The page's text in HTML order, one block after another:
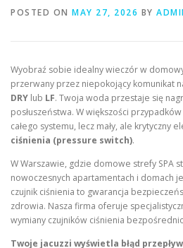
POSTED ON MAY 27, 2026 BY
Wyobraź sobie idealny wieczór w
przerwany przez niepokojący komunikat
DRY lub LF. Twoja woda przestaje się
posłuszeństwa. W większości
całego systemu, lecz mały, ale krytyczny
ciśnienia (pressure switch).
W Warszawie, gdzie domowe strefy SPA
nowoczesnych apartamentach i domach
czujnik ciśnienia to gwarancja
zdrowia. Nasza firma oferuje
wymiany czujników ciśnienia
Twoje jacuzzi wyświetla błąd